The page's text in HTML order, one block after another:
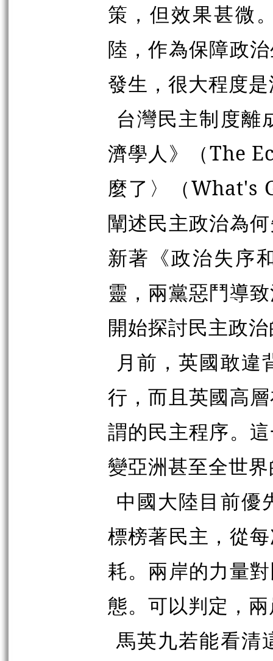
策，但效果甚微
陸，作為保障政
發生，很大程度
台灣民主制度離
濟學人》（The
麼了〉（What's
闡述民主政治為
新著《政治失序
靈，兩黨惡鬥導
開始探討民主政
月前，英國敢違
行，而且英國高
謂的民主程序。
變亞洲甚至全世
中國大陸目前優
標榜著民主，從
耗。兩岸的力量
態。可以判定，
馬英九若能看清